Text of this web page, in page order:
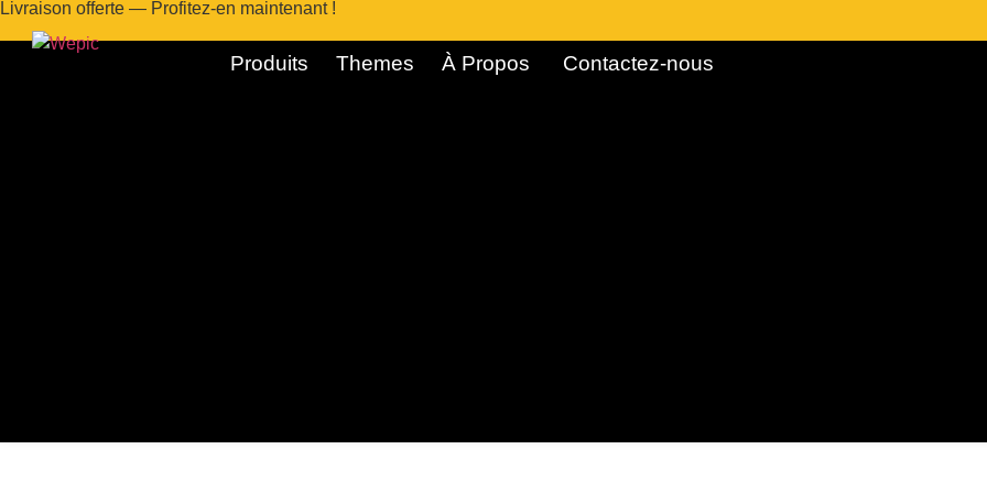
Livraison offerte — Profitez-en maintenant !
Produits Themes À Propos ​ Contactez-nous